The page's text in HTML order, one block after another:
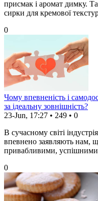
присмак і аромат димку.
сирки для кремової
0
Чому впевненість і
за ідеальну зовнішність?
23-Jun, 17:27 • 249 • 0
В сучасному світі
впевнено заявляють нам,
привабливими, успішними
0